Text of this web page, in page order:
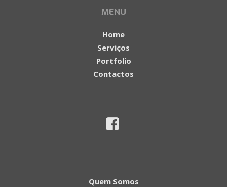
MENU
Home
Serviços
Portfolio
Contactos
Quem Somos